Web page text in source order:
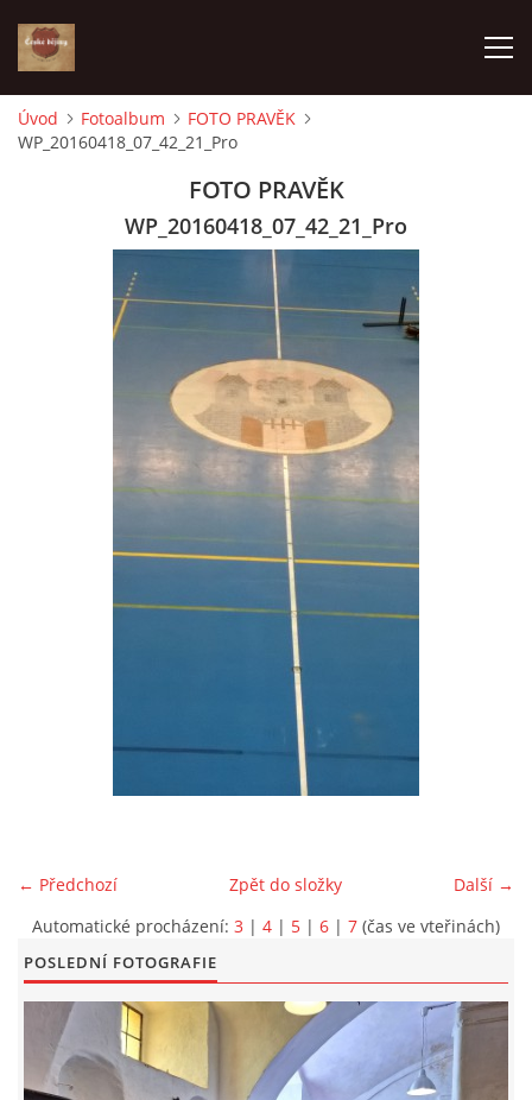
ÚVOD
VÝBĚR PODLE VAŠICH POTŘEB
JAK VŠE PROBÍHÁ
FOTOALBUM
NOVINKY
KALKULACE-
Úvod Fotoalbum
FOTO PRAVĚK
WP_20160418_07_42_21_Pro
FOTO PRAVĚK
WP_20160418_07_42_21_Pro
← Předchozí Další →
Zpět do složky
Automatické procházení: 3 | 4 | 5 | 6 | 7 (čas ve vteřinách)
POSLEDNÍ FOTOGRAFIE